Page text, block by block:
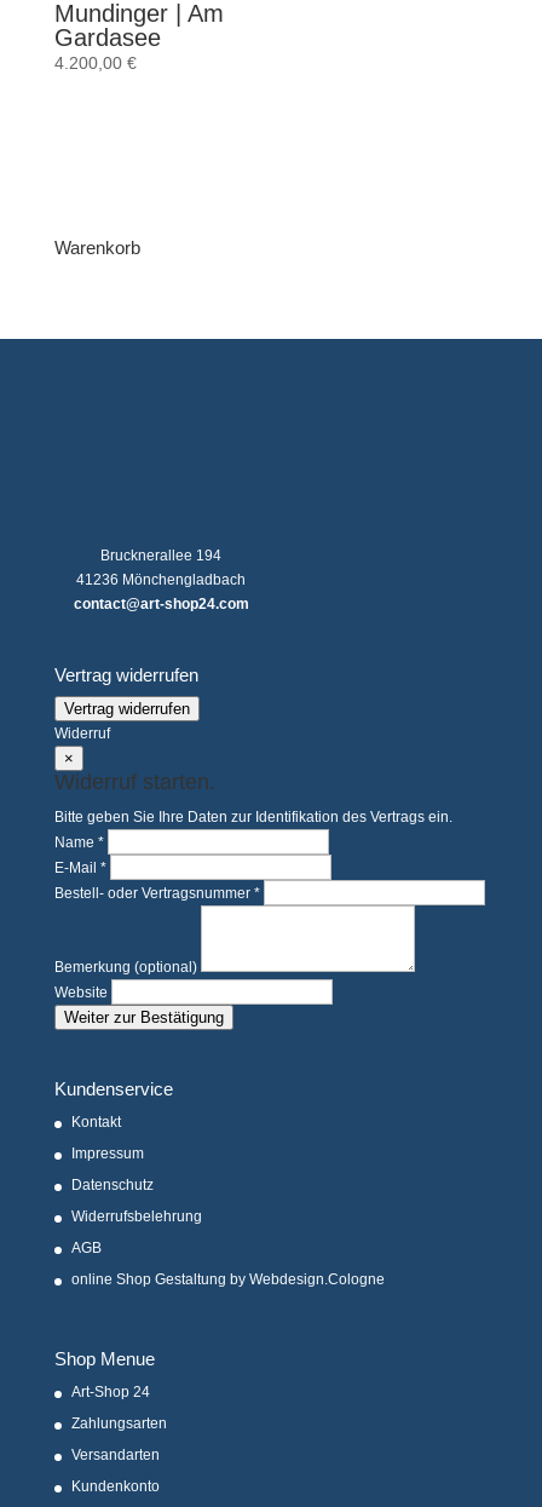
Mundinger | Am
Gardasee
4.200,00 €
Warenkorb
Brucknerallee 194
41236 Mönchengladbach
contact@art-shop24.com
Vertrag widerrufen
Vertrag widerrufen
Widerruf
×
Widerruf starten.
Bitte geben Sie Ihre Daten zur Identifikation des Vertrags ein.
Name *
E-Mail *
Bestell- oder Vertragsnummer *
Bemerkung (optional)
Website
Weiter zur Bestätigung
Kundenservice
Kontakt
Impressum
Datenschutz
Widerrufsbelehrung
AGB
online Shop Gestaltung by Webdesign.Cologne
Shop Menue
Art-Shop 24
Zahlungsarten
Versandarten
Kundenkonto